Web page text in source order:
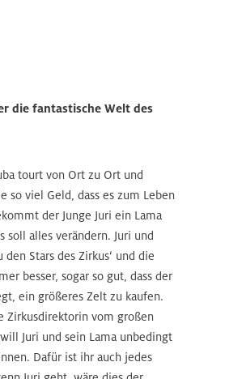
die fantastische Welt des
tourt von Ort zu Ort und
so viel Geld, dass es zum Leben
der Junge Juri ein Lama
soll alles verändern. Juri und
Stars des Zirkus‘ und die
besser, sogar so gut, dass der
ein größeres Zelt zu kaufen.
Zirkusdirektorin vom großen
Juri und sein Lama unbedingt
Dafür ist ihr auch jedes